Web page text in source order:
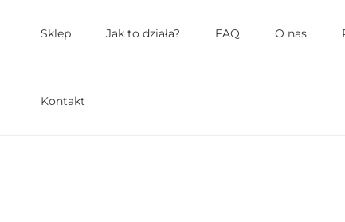
menuSklep Jak to działa? FAQ O nas
Kontakt